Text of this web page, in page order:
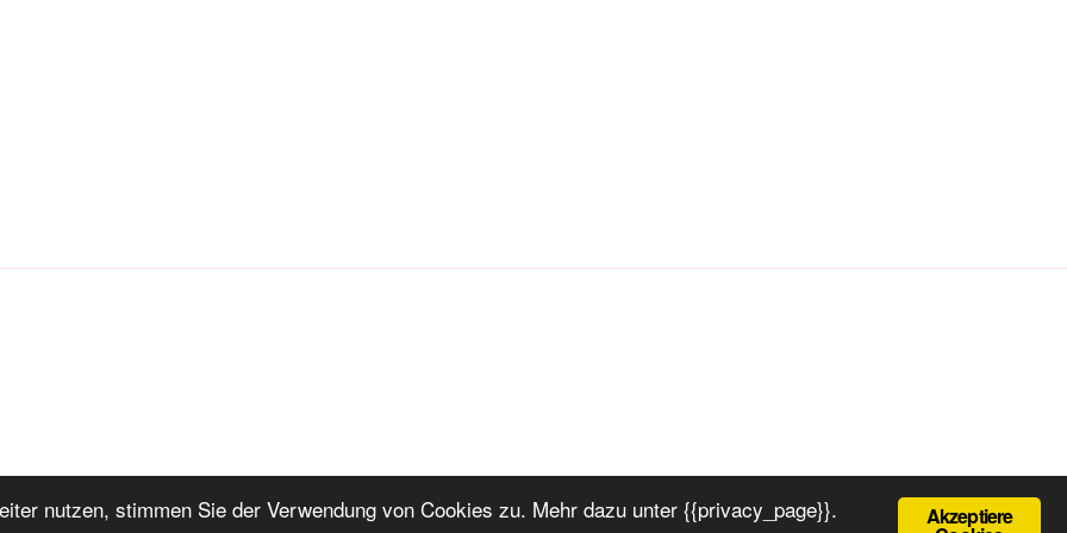
Stolz präsentiert von WordPress Akzeptiere
nutzen, stimmen Sie der Verwendung von Cookies zu. Mehr dazu unter {{privacy_page}}.